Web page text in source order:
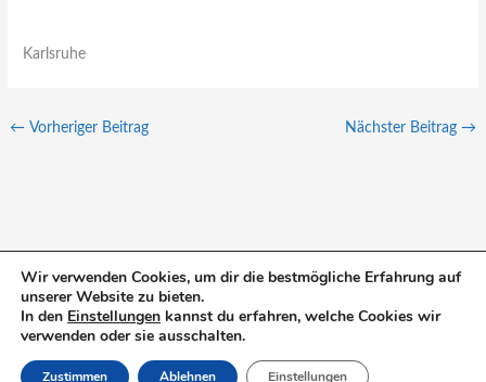
Karlsruhe
← Vorheriger Beitrag Nächster Beitrag →
S
c
Wir verwenden Cookies, um dir die bestmögliche Erfahrung auf
unserer Website zu bieten.
In den Einstellungen kannst du erfahren, welche Cookies wir
verwenden oder sie ausschalten.
Zustimmen Ablehnen Einstellungen